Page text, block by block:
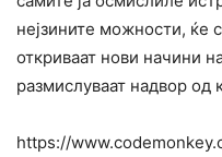
нејзините можности, ќе
откриваат нови начини
размислуваат надвор од
https://